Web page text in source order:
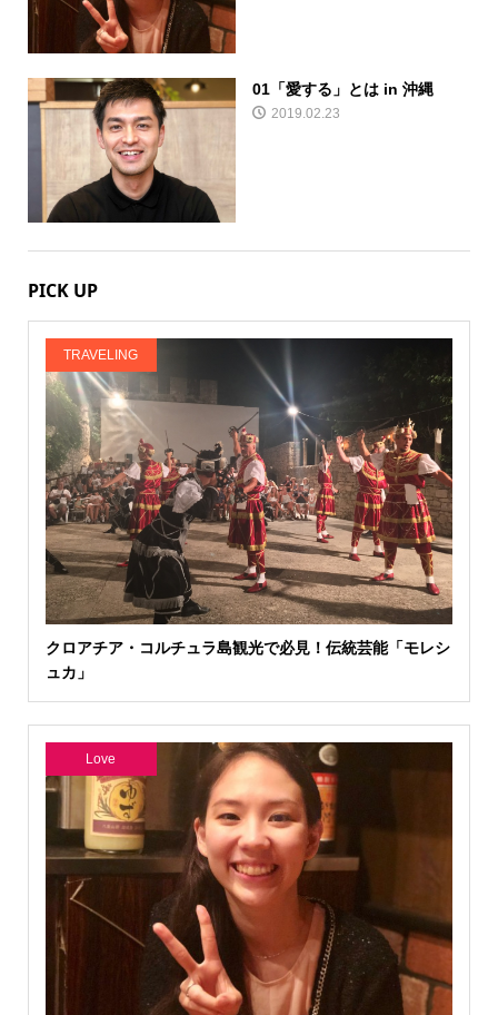
01「愛する」とは in 沖縄
2019.02.23
PICK UP
TRAVELING
クロアチア・コルチュラ島観光で必見！伝統芸能「モレシ
ュカ」
Love